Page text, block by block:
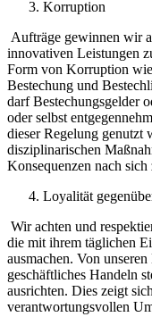
Korruption
Aufträge gewinnen wir
innovativen Leistungen
Form von Korruption
Bestechung und
darf Bestechungsgelder
oder selbst
dieser Regelung genutzt
disziplinarischen
Konsequenzen nach sich
Loyalität
Wir achten und
die mit ihrem täglichen
ausmachen. Von
geschäftliches Handeln
ausrichten. Dies zeigt
verantwortungsvollen